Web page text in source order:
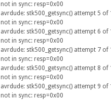
not in sync: resp=0x00
avrdude: stk500_getsync() attempt 5 of
not in sync: resp=0x00
avrdude: stk500_getsync() attempt 6 of
not in sync: resp=0x00
avrdude: stk500_getsync() attempt 7 of
not in sync: resp=0x00
avrdude: stk500_getsync() attempt 8 of
not in sync: resp=0x00
avrdude: stk500_getsync() attempt 9 of
not in sync: resp=0x00